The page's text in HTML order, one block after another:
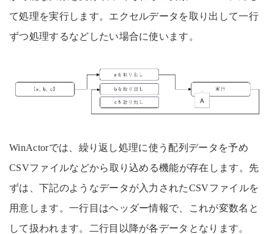
て処理を実行します。エクセルデータを取り出して一行
ずつ処理するなどしたい場合に使います。
WinActorでは、繰り返し処理に使う配列データを予め
CSVファイルなどから取り込める機能が存在します。先
ずは、下記のようなデータが入力されたCSVファイルを
用意します。一行目はヘッダー情報で、これが変数名と
して扱われます。二行目以降が各データとなります。